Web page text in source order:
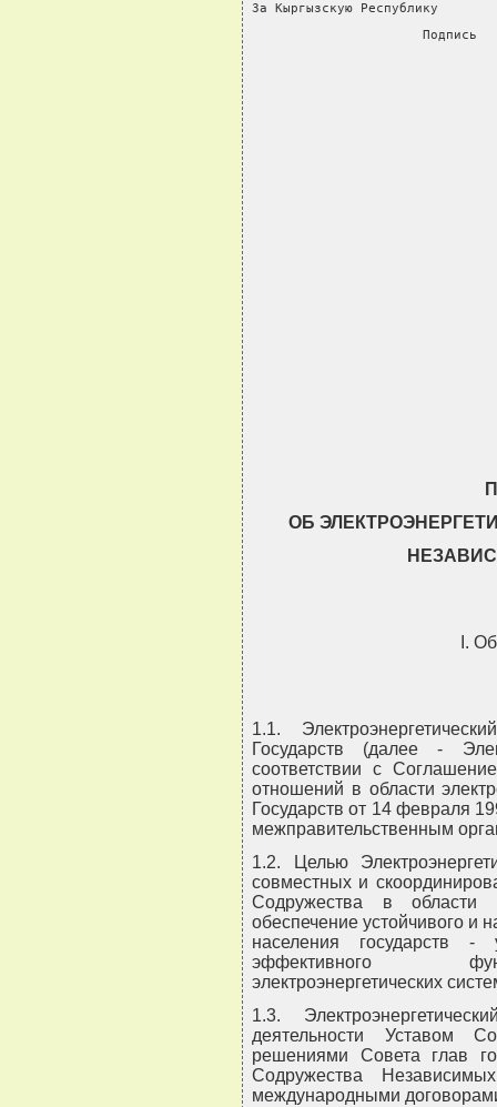
За Кыргызскую Республику
Подпись
ОБ
I.
1.1.
Государств (далее -
соответствии с
отношений в области
Государств от 14 февраля
межправительственным
1.2. Целью
совместных и
Содружества в области
обеспечение устойчивого и
населения государств -
эффективного
электроэнергетических
1.3.
деятельности Уставом
решениями Совета глав
Содружества
международными